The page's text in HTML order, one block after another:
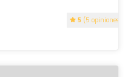
5 (5 opiniones)